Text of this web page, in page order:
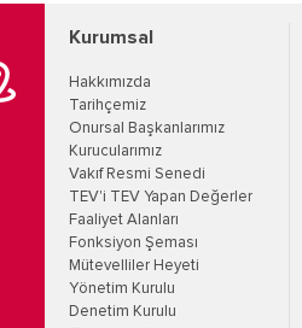
Kurumsal
Hakkımızda
Tarihçemiz
Onursal Başkanlarımız
Kurucularımız
Vakıf Resmi Senedi
TEV'i TEV Yapan Değerler
Faaliyet Alanları
Fonksiyon Şeması
Mütevelliler Heyeti
Yönetim Kurulu
Denetim Kurulu